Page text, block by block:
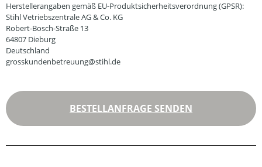
Herstellerangaben gemäß EU-Produktsicherheitsverordnung (GPSR):
Stihl Vetriebszentrale AG & Co. KG
Robert-Bosch-Straße 13
64807 Dieburg
Deutschland
grosskundenbetreuung@stihl.de
BESTELLANFRAGE SENDEN